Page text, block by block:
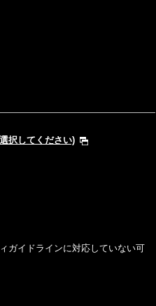
択してください)
ガイドラインに対応していない可